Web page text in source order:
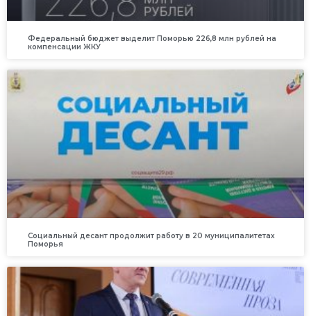
Федеральный бюджет выделит Поморью 226,8 млн рублей на
компенсации ЖКУ
Социальный десант продолжит работу в 20 муниципалитетах
Поморья